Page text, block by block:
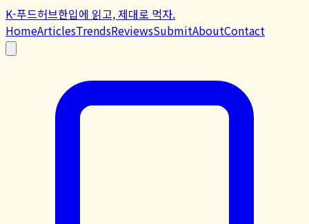
K-푸드허브한입에 읽고, 제대로 먹자.
HomeArticlesTrendsReviewsSubmitAboutContact